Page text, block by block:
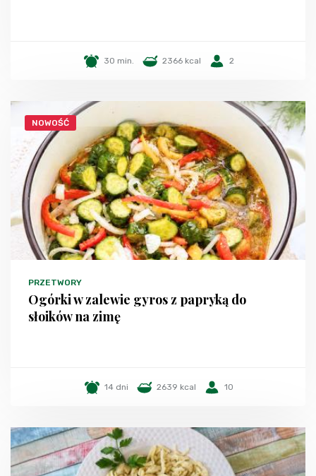
30 min. 2366 kcal 2
NOWOŚĆ
PRZETWORY
Ogórki w zalewie gyros z papryką do
słoików na zimę
14 dni 2639 kcal 10